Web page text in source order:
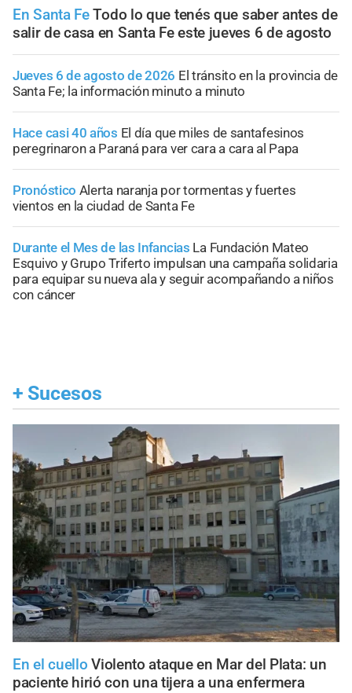
En Santa Fe Todo lo que tenés que saber antes de
salir de casa en Santa Fe este jueves 6 de agosto
Jueves 6 de agosto de 2026 El tránsito en la provincia de
Santa Fe; la información minuto a minuto
Hace casi 40 años El día que miles de santafesinos
peregrinaron a Paraná para ver cara a cara al Papa
Pronóstico Alerta naranja por tormentas y fuertes
vientos en la ciudad de Santa Fe
Durante el Mes de las Infancias La Fundación Mateo
Esquivo y Grupo Triferto impulsan una campaña solidaria
para equipar su nueva ala y seguir acompañando a niños
con cáncer
+ Sucesos
En el cuello Violento ataque en Mar del Plata: un
paciente hirió con una tijera a una enfermera